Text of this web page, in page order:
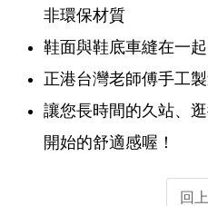
非環保材質
鞋面與鞋底車縫在一起
正港台灣老師傅手工
讓您長時間的久站、
開始的舒適感喔！
回